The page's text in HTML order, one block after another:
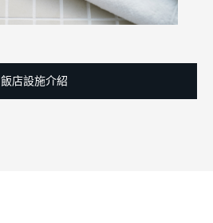
飯店設施介紹